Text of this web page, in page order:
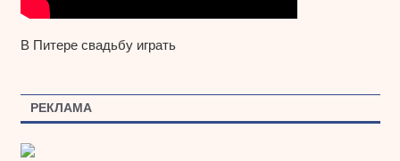
В Питере свадьбу играть
РЕКЛАМА